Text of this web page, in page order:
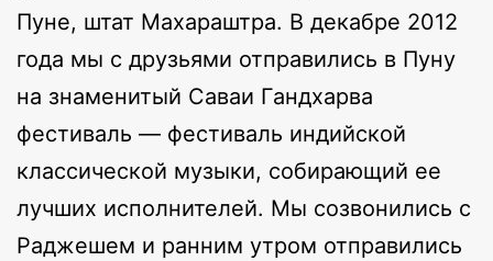
Пуне, штат Махараштра. В декабре 2012
года мы с друзьями отправились в Пуну
на знаменитый Саваи Гандхарва
фестиваль — фестиваль индийской
классической музыки, собирающий ее
лучших исполнителей. Мы созвонились с
Раджешем и ранним утром отправились